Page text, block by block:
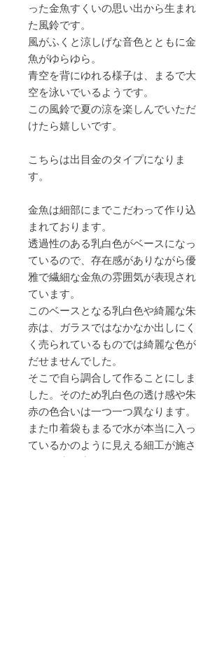
った金魚すくいの思い出から生まれ
た風鈴です。
風がふくと涼しげな音色とともに金
魚がゆらゆら。
青空を背にゆれる様子は、まるで大
空を泳いでいるようです。
この風鈴で夏の涼を楽しんでいただ
けたら嬉しいです。
こちらは出目金のタイプになりま
す。
金魚は細部にまでこだわって作り込
まれております。
透過性のある乳白色がベースになっ
ているので、存在感がありながら優
雅で繊細な金魚の雰囲気が表現され
ています。
このベースとなる乳白色や綺麗な朱
赤は、ガラスではなかなか出しにく
く売られているものでは綺麗な色が
だせませんでした。
そこで自ら調合して作ることにしま
した。そのため乳白色の透け感や朱
赤の色合いは一つ一つ異なります。
また巾着袋もまるで水が本当に入っ
ているかのように見える細工が施さ
れ、一点一点サイズをみながら組み